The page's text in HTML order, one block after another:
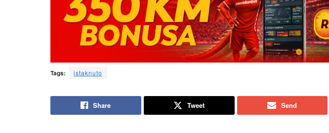
Tags: istaknuto
Share Tweet Send